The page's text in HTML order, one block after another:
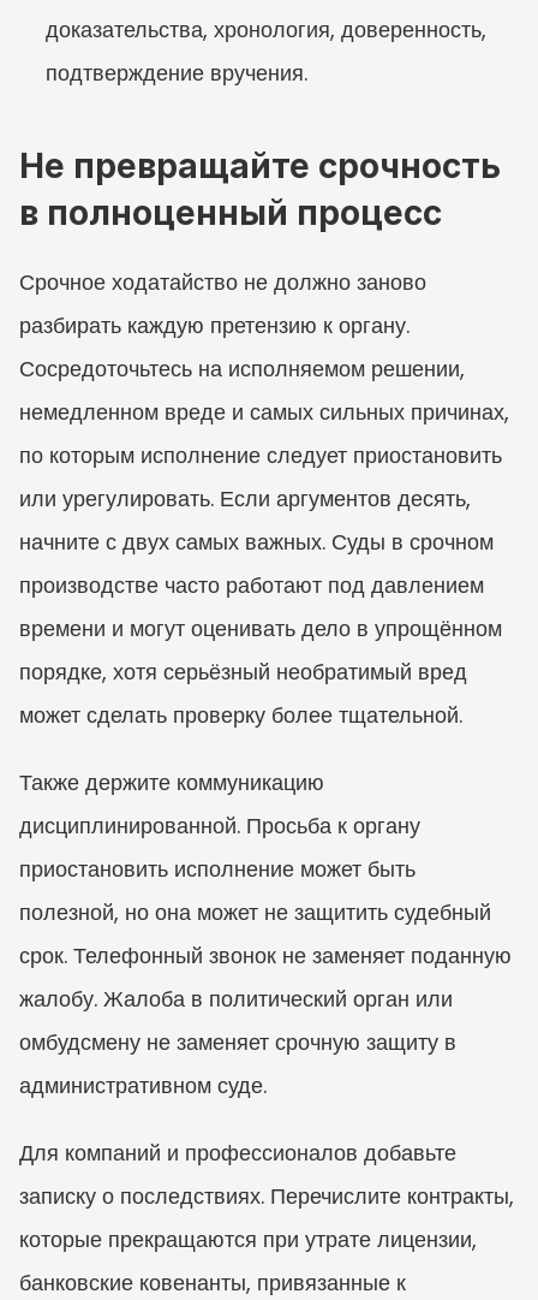
доказательства, хронология, доверенность,
подтверждение вручения.
Не превращайте срочность
в полноценный процесс
Срочное ходатайство не должно заново
разбирать каждую претензию к органу.
Сосредоточьтесь на исполняемом решении,
немедленном вреде и самых сильных причинах,
по которым исполнение следует приостановить
или урегулировать. Если аргументов десять,
начните с двух самых важных. Суды в срочном
производстве часто работают под давлением
времени и могут оценивать дело в упрощённом
порядке, хотя серьёзный необратимый вред
может сделать проверку более тщательной.
Также держите коммуникацию
дисциплинированной. Просьба к органу
приостановить исполнение может быть
полезной, но она может не защитить судебный
срок. Телефонный звонок не заменяет поданную
жалобу. Жалоба в политический орган или
омбудсмену не заменяет срочную защиту в
административном суде.
Для компаний и профессионалов добавьте
записку о последствиях. Перечислите контракты,
которые прекращаются при утрате лицензии,
банковские ковенанты, привязанные к